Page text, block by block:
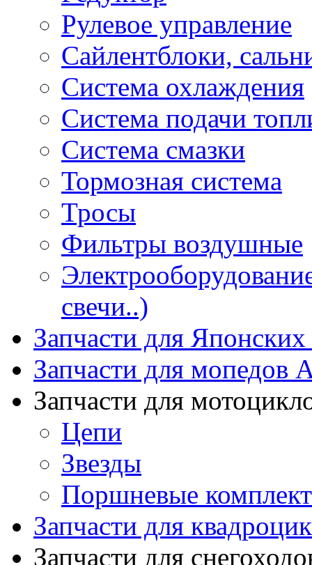
Рулевое управление
Сайлентблоки,
Система охлаждения
Система подачи
Система смазки
Тормозная система
Тросы
Фильтры воздушные
свечи..)
Запчасти для Японских
Запчасти для мопедов
Запчасти для
Цепи
Звезды
Поршневые
Запчасти для
Запчасти для